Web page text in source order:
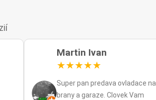
Martin Ivan
★★★★★
Super pan predava ovladace na
brany a garaze. Clovek Vam